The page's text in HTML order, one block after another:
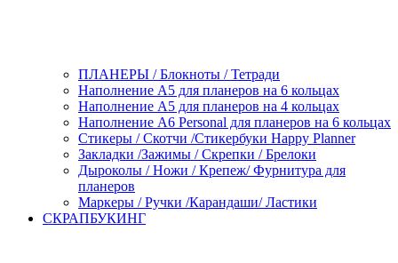
ПЛАНЕРЫ / Блокноты / Тетради
Наполнение А5 для планеров на 6 кольцах
Наполнение А5 для планеров на 4 кольцах
Наполнение А6 Personal для планеров на 6 кольцах
Стикеры / Скотчи /Стикербуки Happy Planner
Закладки /Зажимы / Скрепки / Брелоки
Дыроколы / Ножи / Крепеж/ Фурнитура для
планеров
Маркеры / Ручки /Карандаши/ Ластики
СКРАПБУКИНГ